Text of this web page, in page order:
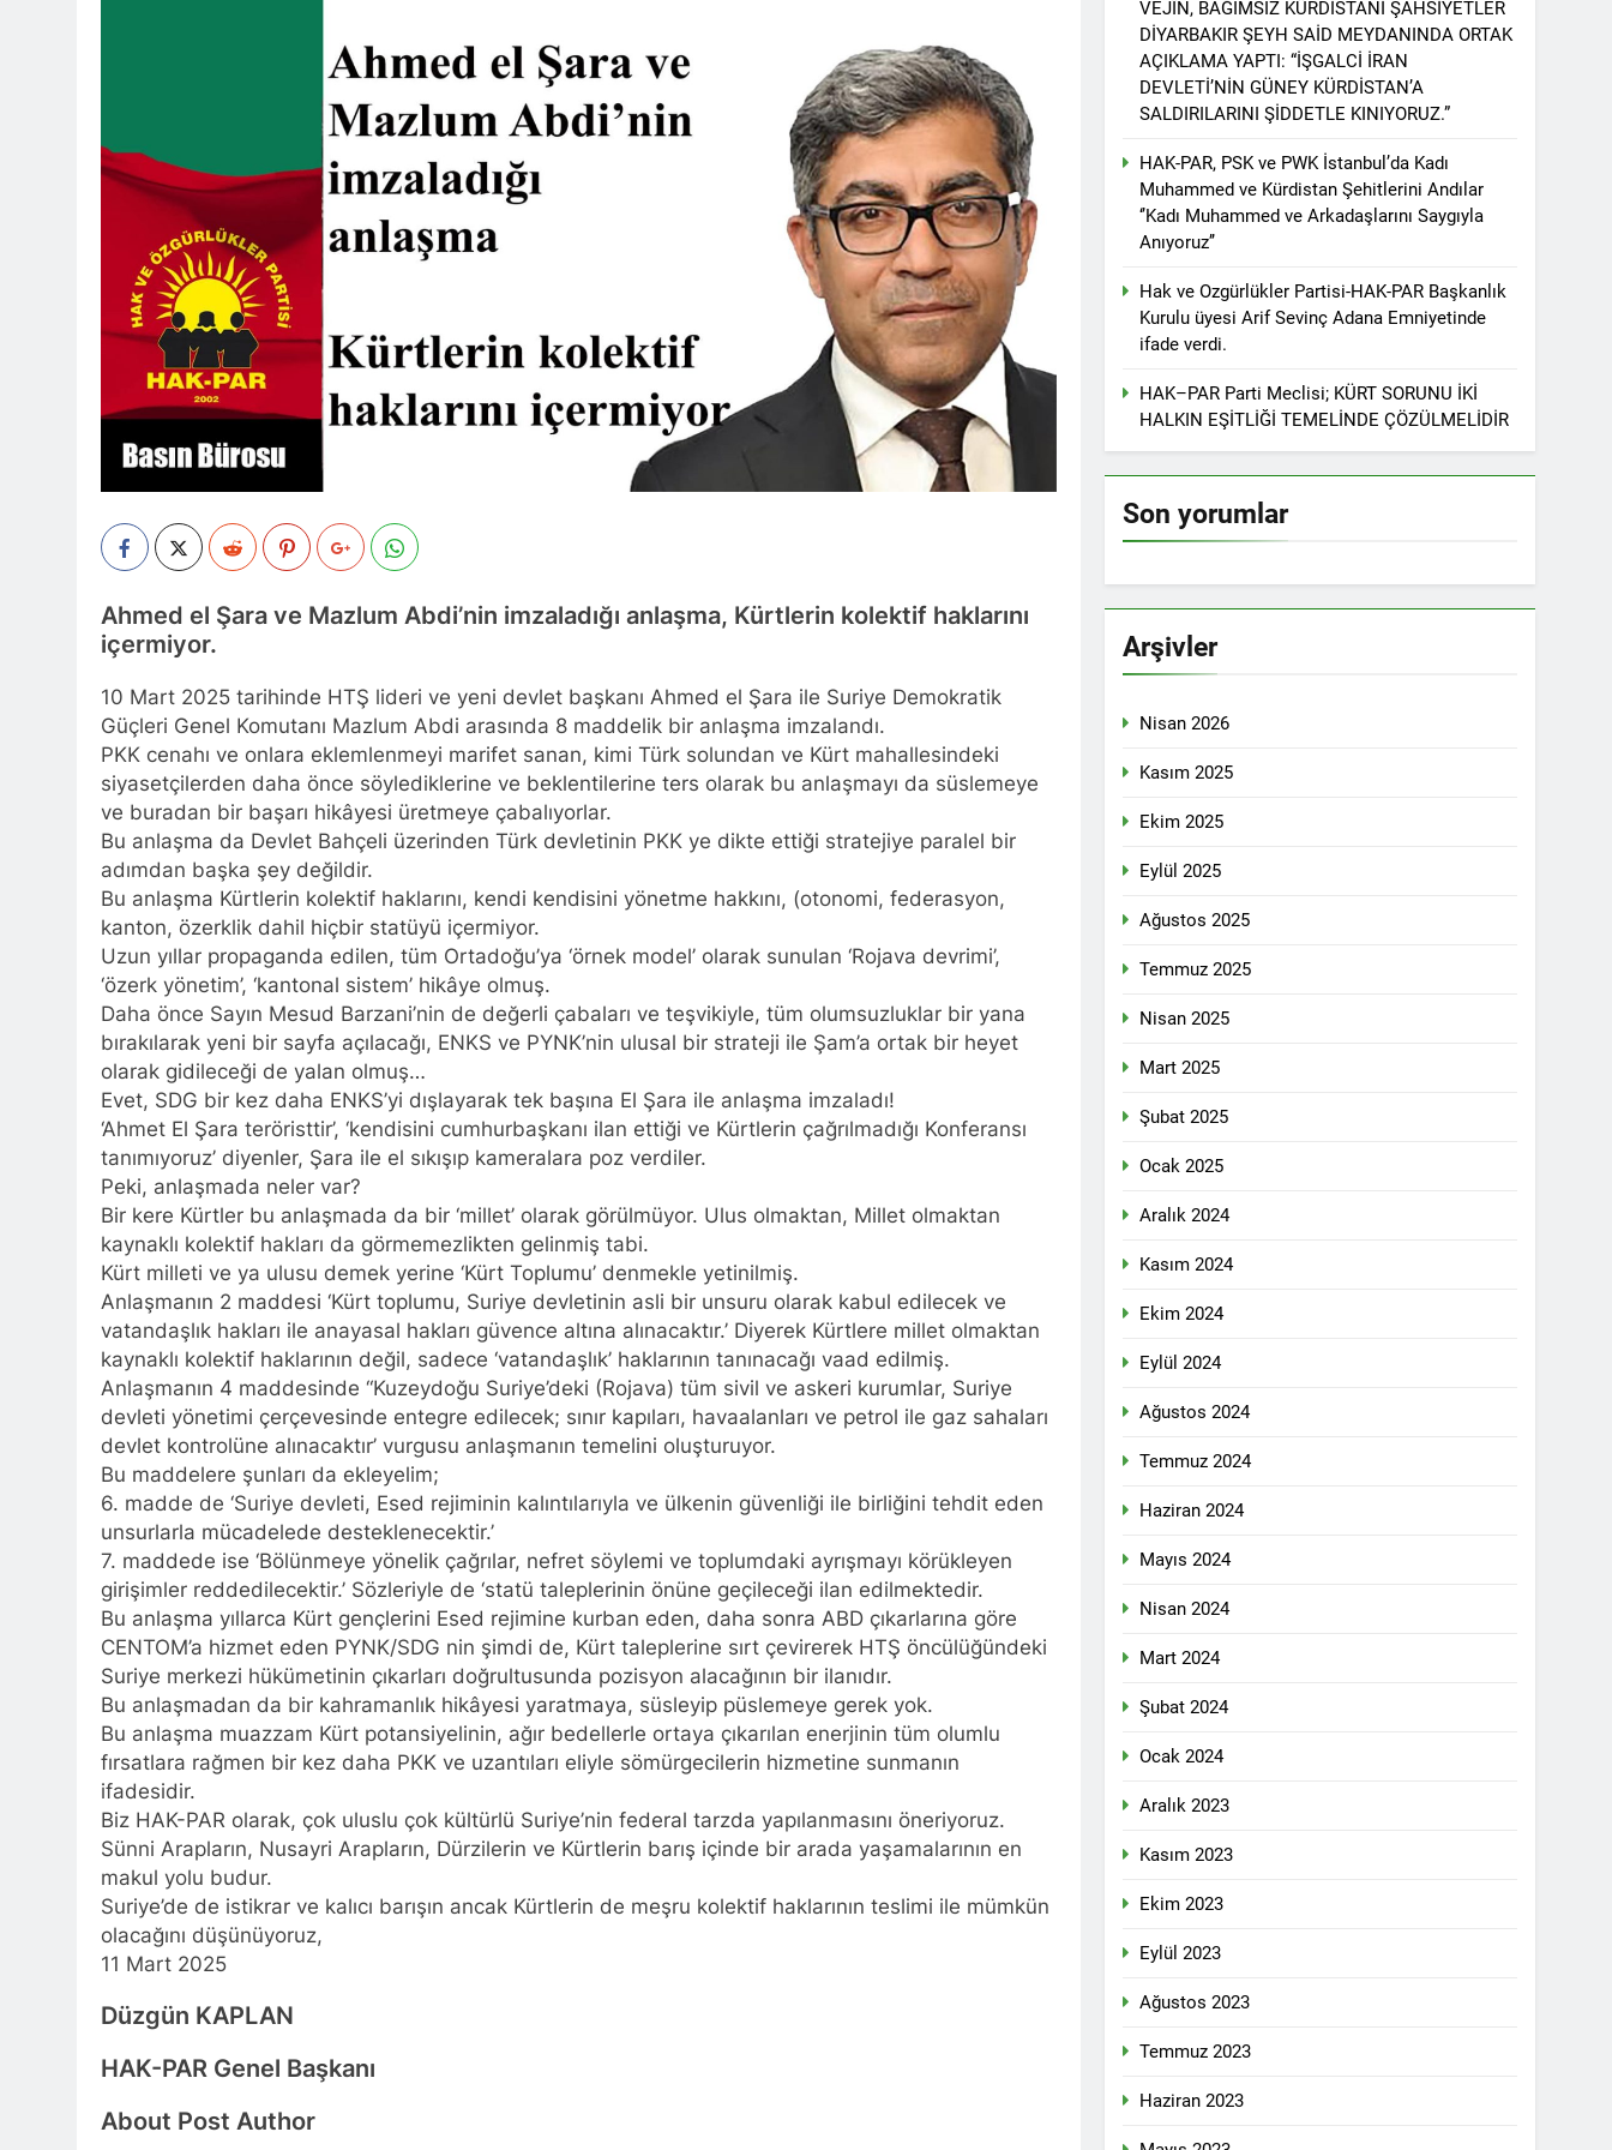
Barış ancak Kürt halkının meşru haklarının tanınması ile gerçekleşebilir. 1 EYLÜL DÜNYA BARIŞ GÜNÜ KUTLU OLSUN
11 Ay Ago
Hak ve Özgürlükler Partisi-HAK-PAR Urfa ili SİVEREK ilçe kongresi yapıldı.
11 Ay Ago
Hak ve Özgürlükler Partisi-HAK-PAR Heyeti, Hewler’de KDP İran temsilciliğini ziyaret etti
11 Ay Ago
HAK-PAR Heyeti Hewler’de ENKS ile görüştü
12 Ay Ago
HAK-PAR Heyeti Hewler’de KDP ALAKAD ile görüştü HAK-PAR Heyeti 25 ağustos 2025’te Hewler’de KDP ALAKAD ile
HAK-PAR Başkanlık Kurulu; ‘KÜRT HALKI HAK VE ÖZGÜRLÜK MÜCADELESİNDEN ASLA VAZ GEÇMEYECEKTİR.’
12 Ay Ago
Lozan Antlaşması üzerinden 102 yıl geçse de; Kürt milleti özgürlükten asla vaz geçmedi
MECLÎSA PARTİYA HAK-PARê: Têkçûna heyî têkçûna rê û polîtîkayên xelet in. Divê Kurd li dora polîtîkayên neteweyî
YENİLEN YANLIŞ YOL VE YÖNTEMLERDİR. KÜRTLER DOĞRU, ULUSAL POLİTİKALAR ETRAFINDA KENETLENMELİ
HAK-PAR Genel Başkanı Düzgün Kaplan’ın Kurdistan partileri Hak ve Özgürlükler Partisi (HAK-PAR), Kürdistan Demokrat
Partisi – Türkiye (KDP-T), Kürdistan Sosyalist Partisi (PSK) ve Kürdistan Yurtseverler Partisi (PWK)’nin ortaklaşa Van da
HAK-PAR MERKEZİ KADIN KOMİSYONU HEWLER’DE ENKS Yİ ZİYARET ETTİ
1 Yıl Ago
HAK-PAR KADIN HEYETİ HEWLER’DE HİZBÊN ZEHMETKEŞÊN KURDİSTANÊ KADIN MECLİSİ ÜYELERİ İLE GÖRÜŞTÜ
1 Yıl Ago
HAK-PAR KADIN HEYETİ ALAKAD’I ZİYARET ETTİ.
1 Yıl Ago
HAK-PAR kadın komisyonu üyesi Berin Eren Kurdistan24 te Cemal Batun’un konuğu oldu.
1 Yıl Ago
HAK-PAR PM üyesi Siracettin Sarı; Almanya-Bottrop’da “Ortadoğu, Kürtler ve Yeni Dönem Stratejileri” üzerine bir
konferans verdi.
1 Yıl Ago
HAK-PAR pm üyesi Seracettin Sarı, 06.04.2025 tarihin de Almanya’nın Bottrop kendinden sonra, Hamburg kentinde de
”Ortadoğu, Kürtler ve Yeni Dönem Stratejileri” üzerine konferans serisine devam etti.
1 Yıl Ago
HAK-PAR Genel başkanı Meclise davet edildi.
1 Yıl Ago
HAK-PAR Mardin ili Kızıltepe ilçe kongresi yapıldı.
*Halkımızı kendi ulusal talepleri etrafında birleşmeye çağırıyoruz.* HAK-PAR Parti Meclisi 12 Nisan 2025 tarihinde Ankara
genel merkezde toplanarak gündemindeki konuları görüştü ve aşağıdaki açıklamayı kamuoyu ile paylaşmayı kararlaştırdı.
HAK-PAR Mersin il örgütü Newrozu coşkulu bir etkinlikle kutladı
1 Yıl Ago
1 Yıl Ago
BAŞTA KÜRT HALKI OLMAK ÜZERE HERKESİN, MEŞRU HAKLARININ TESLİM EDİLDİĞİ ADİL BİR DÜZEN UMUDUMUZU
CANLI TUTARAK; RAMAZAN BAYRAMINIZI KUTLUYORUZ!
1 Yıl Ago
HAK-PAR, PDK-BAKUR, PSK, PWK, Diyarbakır e Mardin’de Halepçe Soykırımı’nı Andılar: Halepçe Soykırımının Yaraları,
Ulusal Birlik ve Kürdistan’ın Özgürlüğüyle Sarılabilir
1 Yıl Ago
Ahmed el Şara ve Mazlum Abdi’nin imzaladığı anlaşma, Kürtlerin kolektif haklarını içermiyor.
1 Yıl Ago
HAK-PAR Adana İl Kadın Komisyonu 8 Mart Dünya Kadınlar gününü kutladı
1 Yıl Ago
HAK-PAR Fransa Konferansı Başarıyla Sonuçlandı Düzgün KAPLAN; ‘PKK’ nin feshi en başta Kürt halkının yararına
olacaktır.’
1 Yıl Ago
BASINA VE KAMUOYUNA Eşitlik ve özgürlük mücadelesi veren tüm kadınları selamlıyoruz Bugün 8 Mart Dünya
kadınlar günü.
1 Yıl Ago
İZMİR’DE HAK.PAR, PSK ve PWK DEN YEREL İŞ BİRLİĞİ
1 Yıl Ago
HAK-PAR Hewler temsilcisi Mehmet Şirin Timur; HAK-PAR heyetine gösterilen ilgi için teşekkür ediyoruz.
1 Yıl Ago
HAK-PAR BAŞKANLIK KURULU; ‘Kürt meselesi PKK den ibaret değildir.’
1 Yıl Ago
*HAK-PAR Genel başkanı Düzgün KAPLAN,* *Erbil’de RUDAW’ın düzenlediği “Ortadoğu’nun Geleceğinde Belirsizlikler”
Formuna katıldı*
Dünya Anadil Günü’nde HAK-PAR’ın eski genel başkanı sayın Kemal Burkay’dan konferans Dünya Anadil Günü’nü HAK-
Ahmed el Şara ve Mazlum Abdi’nin imzaladığı anlaşma, Kürtlerin kolektif haklarını
içermiyor.
10 Mart 2025 tarihinde HTŞ lideri ve yeni devlet başkanı Ahmed el Şara ile Suriye Demokratik
Güçleri Genel Komutanı Mazlum Abdi arasında 8 maddelik bir anlaşma imzalandı.
PKK cenahı ve onlara eklemlenmeyi marifet sanan, kimi Türk solundan ve Kürt mahallesindeki
siyasetçilerden daha önce söylediklerine ve beklentilerine ters olarak bu anlaşmayı da süslemeye
ve buradan bir başarı hikâyesi üretmeye çabalıyorlar.
Bu anlaşma da Devlet Bahçeli üzerinden Türk devletinin PKK ye dikte ettiği stratejiye paralel bir
adımdan başka şey değildir.
Bu anlaşma Kürtlerin kolektif haklarını, kendi kendisini yönetme hakkını, (otonomi, federasyon,
kanton, özerklik dahil hiçbir statüyü içermiyor.
Uzun yıllar propaganda edilen, tüm Ortadoğu’ya ‘örnek model’ olarak sunulan ‘Rojava devrimi’,
‘özerk yönetim’, ‘kantonal sistem’ hikâye olmuş.
Daha önce Sayın Mesud Barzani’nin de değerli çabaları ve teşvikiyle, tüm olumsuzluklar bir yana
bırakılarak yeni bir sayfa açılacağı, ENKS ve PYNK’nin ulusal bir strateji ile Şam’a ortak bir heyet
olarak gidileceği de yalan olmuş…
Evet, SDG bir kez daha ENKS’yi dışlayarak tek başına El Şara ile anlaşma imzaladı!
‘Ahmet El Şara teröristtir’, ‘kendisini cumhurbaşkanı ilan ettiği ve Kürtlerin çağrılmadığı Konferansı
tanımıyoruz’ diyenler, Şara ile el sıkışıp kameralara poz verdiler.
Peki, anlaşmada neler var?
Bir kere Kürtler bu anlaşmada da bir ‘millet’ olarak görülmüyor. Ulus olmaktan, Millet olmaktan
kaynaklı kolektif hakları da görmemezlikten gelinmiş tabi.
Kürt milleti ve ya ulusu demek yerine ‘Kürt Toplumu’ denmekle yetinilmiş.
Anlaşmanın 2 maddesi ‘Kürt toplumu, Suriye devletinin asli bir unsuru olarak kabul edilecek ve
vatandaşlık hakları ile anayasal hakları güvence altına alınacaktır.’ Diyerek Kürtlere millet olmaktan
kaynaklı kolektif haklarının değil, sadece ‘vatandaşlık’ haklarının tanınacağı vaad edilmiş.
Anlaşmanın 4 maddesinde “Kuzeydoğu Suriye’deki (Rojava) tüm sivil ve askeri kurumlar, Suriye
devleti yönetimi çerçevesinde entegre edilecek; sınır kapıları, havaalanları ve petrol ile gaz sahaları
devlet kontrolüne alınacaktır’ vurgusu anlaşmanın temelini oluşturuyor.
Bu maddelere şunları da ekleyelim;
6. madde de ‘Suriye devleti, Esed rejiminin kalıntılarıyla ve ülkenin güvenliği ile birliğini tehdit eden
unsurlarla mücadelede desteklenecektir.’
7. maddede ise ‘Bölünmeye yönelik çağrılar, nefret söylemi ve toplumdaki ayrışmayı körükleyen
girişimler reddedilecektir.’ Sözleriyle de ‘statü taleplerinin önüne geçileceği ilan edilmektedir.
Bu anlaşma yıllarca Kürt gençlerini Esed rejimine kurban eden, daha sonra ABD çıkarlarına göre
CENTOM’a hizmet eden PYNK/SDG nin şimdi de, Kürt taleplerine sırt çevirerek HTŞ öncülüğündeki
Suriye merkezi hükümetinin çıkarları doğrultusunda pozisyon alacağının bir ilanıdır.
Bu anlaşmadan da bir kahramanlık hikâyesi yaratmaya, süsleyip püslemeye gerek yok.
Bu anlaşma muazzam Kürt potansiyelinin, ağır bedellerle ortaya çıkarılan enerjinin tüm olumlu
fırsatlara rağmen bir kez daha PKK ve uzantıları eliyle sömürgecilerin hizmetine sunmanın
ifadesidir.
Biz HAK-PAR olarak, çok uluslu çok kültürlü Suriye’nin federal tarzda yapılanmasını öneriyoruz.
Sünni Arapların, Nusayri Arapların, Dürzilerin ve Kürtlerin barış içinde bir arada yaşamalarının en
makul yolu budur.
Suriye’de de istikrar ve kalıcı barışın ancak Kürtlerin de meşru kolektif haklarının teslimi ile mümkün
olacağını düşünüyoruz,
11 Mart 2025
Düzgün KAPLAN
HAK-PAR Genel Başkanı
About Post Author
VEJÎN, BAĞIMSIZ KÜRDİSTANİ ŞAHSİYETLER
DİYARBAKIR ŞEYH SAİD MEYDANINDA ORTAK
AÇIKLAMA YAPTI: “İŞGALCİ İRAN
DEVLETİ’NİN GÜNEY KÜRDİSTAN’A
SALDIRILARINI ŞİDDETLE KINIYORUZ.”
HAK-PAR, PSK ve PWK İstanbul’da Kadı
Muhammed ve Kürdistan Şehitlerini Andılar
‘’Kadı Muhammed ve Arkadaşlarını Saygıyla
Anıyoruz’’
Hak ve Ozgürlükler Partisi-HAK-PAR Başkanlık
Kurulu üyesi Arif Sevinç Adana Emniyetinde
ifade verdi.
HAK–PAR Parti Meclisi; KÜRT SORUNU İKİ
HALKIN EŞİTLİĞİ TEMELİNDE ÇÖZÜLMELİDİR
Son yorumlar
Arşivler
Nisan 2026
Kasım 2025
Ekim 2025
Eylül 2025
Ağustos 2025
Temmuz 2025
Nisan 2025
Mart 2025
Şubat 2025
Ocak 2025
Aralık 2024
Kasım 2024
Ekim 2024
Eylül 2024
Ağustos 2024
Temmuz 2024
Haziran 2024
Mayıs 2024
Nisan 2024
Mart 2024
Şubat 2024
Ocak 2024
Aralık 2023
Kasım 2023
Ekim 2023
Eylül 2023
Ağustos 2023
Temmuz 2023
Haziran 2023